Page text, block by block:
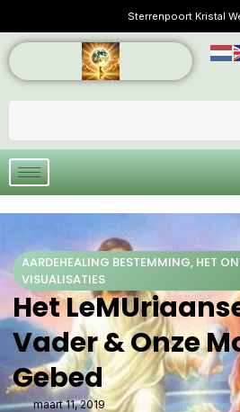
Sterrenpoort Kristal
AARDEHEALING BESTEMMING, HET
VISUALISATIES
Het
Vader & Onze
Gebed
maart 11, 2019